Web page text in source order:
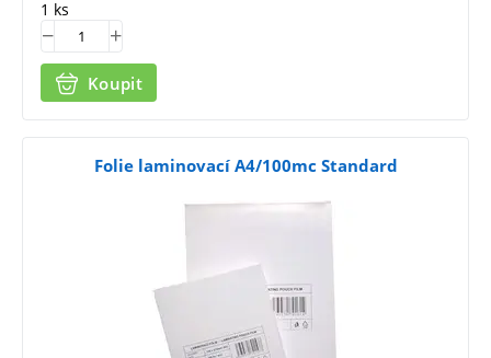
1 ks
Koupit
Folie laminovací A4/100mc Standard